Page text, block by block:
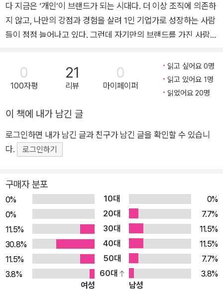
이 글이 되는 순간》, 《나를 깨우는 책 읽기 마음을 훔치는 글쓰
기》, 《나는 퇴근 후 온라인 마켓으로 출근한다》, 《여자 사장, 성공
할 수밖에!》, 《여자의 인생을 바꾸는 자존감의 힘》포함 8권이다.
ww.instargram.com/hurstar7 스레드 https://www.thread
s.net/@hurstar7 유튜브채널 허지영작가TV
다 지금은 ‘개인’이 브랜드가 되는 시대다. 더 이상 조직에 의존하
지 않고, 나만의 강점과 경험을 살려 1인 기업가로 성장하는 사람
들이 점점 늘어나고 있다. 그런데 자기만의 브랜드를 가진 사람으
딩을 체계적으로 구축하고, 책 쓰기를 통해 이를 극대화하는 전략
을 소개하는 실전 가이드다. 저자는 대기업에서 10년을 근무한
후 1인 기업가로 독립해 강연과 글쓰기를 통해 자기만의 브랜드
를 구축했으며, ‘책 쓰기’가 퍼스널 브랜딩의 가장 강력한 도구라
고 강조한다. 책을 출간하는 순간, 사람들은 당신을 전문가로 인
식하며 더 많은 기회가 찾아온다는 것이다. 이 책에서 저자는 직
접 경험하며 쌓아온 노하우를 생생하게 제공하고 있으며, 일목요
랜서, 1인 기업가가 자신만의 브랜드를 구축하는 과정을 차근차
근 설명한다. 간결하면서도 실천 가능한 단계를 부담 없이 따라가
다 보면, 어느덧 1인 기업가로서 성공하는 자신의 모습을 상상할
수 있을 것이다. 미래는 누구도 예측할 수 없지만, 지금이야말로
‘나’만의 브랜드를 만들 최고의 기회다. 직장인이든, 프리랜서든,
창업을 꿈꾸는 누구든, 당신의 이름을 브랜드로 만들고 싶다면 이
책이 강력한 길잡이가 될 것이다. 당신의 이름이 브랜드가 되는
순간을 떠올려 보라 예전에는 회사의 이름이 곧 나의 정체성이던
0
100자평
21
리뷰
0
마이페이퍼
읽고 싶어요 0명
읽고 있어요 1명
읽었어요 20명
이 책에 내가 남긴 글
로그인하면 내가 남긴 글과 친구가 남긴 글을 확인할 수 있습니
다.
로그인하기
구매자 분포
0% 10대
0%
0%
20대
7.7%
11.5%
30대
11.5%
30.8%
40대
11.5%
11.5%
50대
7.7%
3.8%
60대
3.8%
여성
남성